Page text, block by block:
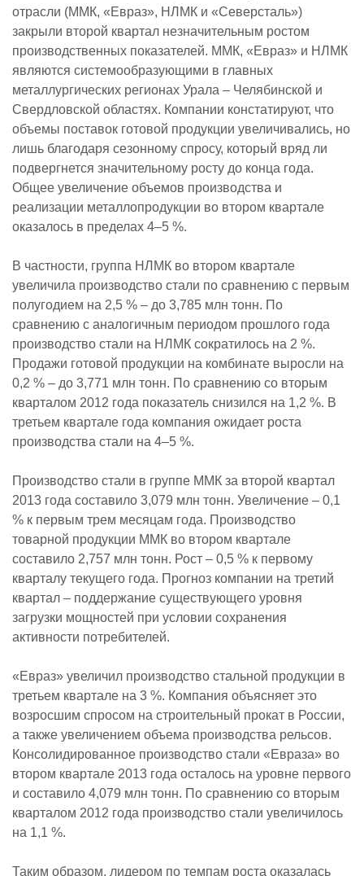
отрасли (ММК, «Евраз», НЛМК и «Северсталь»)
закрыли второй квартал незначительным ростом
производственных показателей. ММК, «Евраз» и НЛМК
являются системообразующими в главных
металлургических регионах Урала – Челябинской и
Свердловской областях. Компании констатируют, что
объемы поставок готовой продукции увеличивались, но
лишь благодаря сезонному спросу, который вряд ли
подвергнется значительному росту до конца года.
Общее увеличение объемов производства и
реализации металлопродукции во втором квартале
оказалось в пределах 4–5 %.
В частности, группа НЛМК во втором квартале
увеличила производство стали по сравнению с первым
полугодием на 2,5 % – до 3,785 млн тонн. По
сравнению с аналогичным периодом прошлого года
производство стали на НЛМК сократилось на 2 %.
Продажи готовой продукции на комбинате выросли на
0,2 % – до 3,771 млн тонн. По сравнению со вторым
кварталом 2012 года показатель снизился на 1,2 %. В
третьем квартале года компания ожидает роста
производства стали на 4–5 %.
Производство стали в группе ММК за второй квартал
2013 года составило 3,079 млн тонн. Увеличение – 0,1
% к первым трем месяцам года. Производство
товарной продукции ММК во втором квартале
составило 2,757 млн тонн. Рост – 0,5 % к первому
кварталу текущего года. Прогноз компании на третий
квартал – поддержание существующего уровня
загрузки мощностей при условии сохранения
активности потребителей.
«Евраз» увеличил производство стальной продукции в
третьем квартале на 3 %. Компания объясняет это
возросшим спросом на строительный прокат в России,
а также увеличением объема производства рельсов.
Консолидированное производство стали «Евраза» во
втором квартале 2013 года осталось на уровне первого
и составило 4,079 млн тонн. По сравнению со вторым
кварталом 2012 года производство стали увеличилось
на 1,1 %.
Таким образом, лидером по темпам роста оказалась